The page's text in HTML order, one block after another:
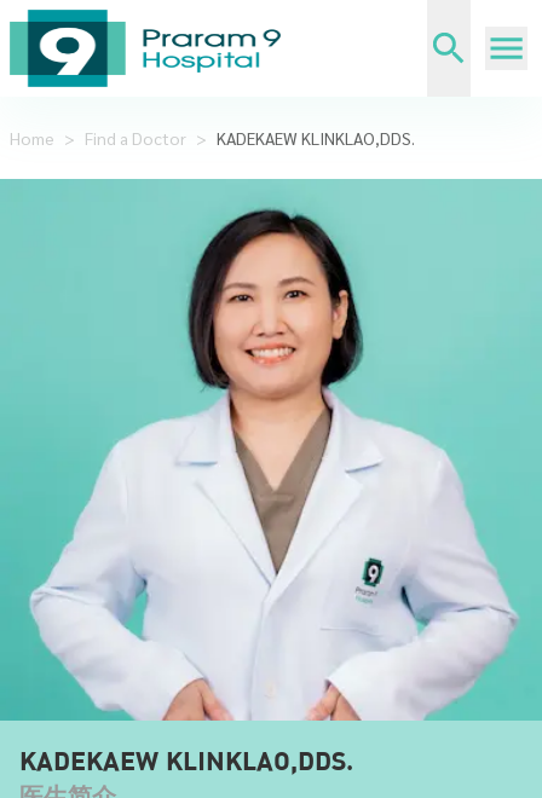
Home > Find a Doctor > KADEKAEW KLINKLAO,DDS.
KADEKAEW KLINKLAO,DDS.